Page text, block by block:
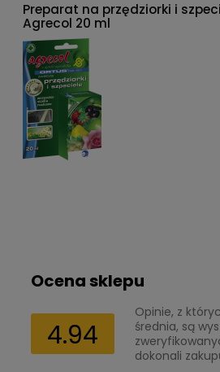
Preparat na przędziorki i
Agrecol 20 ml
Ocena sklepu
4.94
Opinie, z
średnia, są
dokonali